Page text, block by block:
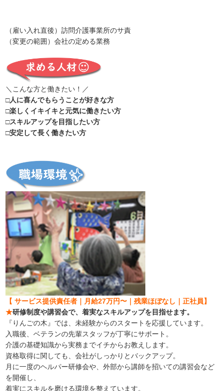
（雇い入れ直後）訪問介護事業所のサ責
（変更の範囲）会社の定める業務
＼こんな方と働きたい！／
□人に喜んでもらうことが好きな方
□楽しくイキイキと元気に働きたい方
□スキルアップを目指したい方
□安定して長く働きたい方
【 サービス提供責任者｜月給27万円〜｜残業ほぼなし｜正社員】
★研修制度や講習会で、着実なスキルアップを目指せます。
『りんごの木』では、未経験からのスタートを応援しています。
入職後、ベテランの先輩スタッフが丁寧にサポート。
介護の基礎知識から実務までイチからお教えします。
資格取得に関しても、会社がしっかりとバックアップ。
月に一度のヘルパー研修会や、外部から講師を招いての講習会など
を開催し、
着実にスキルを磨ける環境を整えています。